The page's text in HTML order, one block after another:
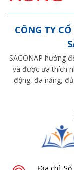
CÔNG TY
SAGONAP hướng
và được ưa thích
động, đa năng,